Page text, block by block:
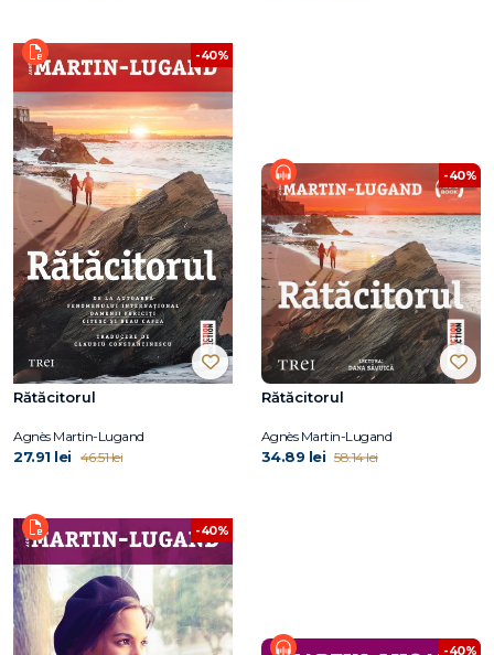
-40%
Rătăcitorul
Agnès Martin-Lugand
27.91 lei 46.51 lei
-40%
Rătăcitorul
Agnès Martin-Lugand
34.89 lei 58.14 lei
-40%
-40%